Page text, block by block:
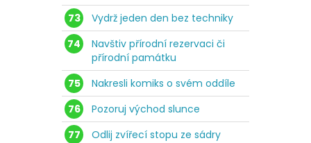
73
Vydrž jeden den bez techniky
74
Navštiv přírodní rezervaci či
přírodní památku
75
Nakresli komiks o svém oddíle
76
Pozoruj východ slunce
77
Odlij zvířecí stopu ze sádry